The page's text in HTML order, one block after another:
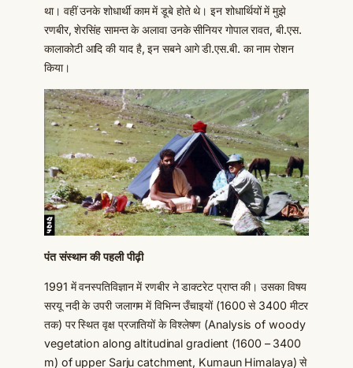
था। वहीं उनके शोधार्थी काम में डूबे होते थे। इन शोधार्थियों में मुझे
रणबीर, शेरसिंह सामन्त के अलावा उनके सीनियर गोपाल रावत, बी.एस.
कालाकोटी आदि की याद है, इन सबने आगे डी.एस.बी. का नाम रोशन
किया।
पंत संस्थान की पहली पीढ़ी
1991 में वनस्पतिविज्ञान में रणबीर ने डाक्टरेट प्राप्त की। उसका विषय
सरयू नदी के उपरी जलागम में विभिन्न उँचाइयों (1600 से 3400 मीटर
तक) पर स्थित वृक्ष प्रजातियों के विश्लेषण (Analysis of woody
vegetation along altitudinal gradient (1600 – 3400
m) of upper Sarju catchment, Kumaun Himalaya) से